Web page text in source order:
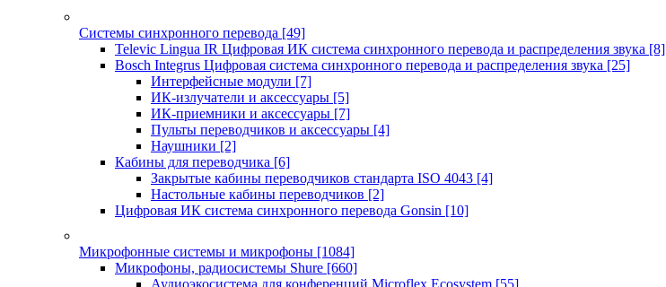
Системы синхронного перевода [49]
Televic Lingua IR Цифровая ИК система синхронного перевода и распределения звука [8]
Bosch Integrus Цифровая система синхронного перевода и распределения звука [25]
Интерфейсные модули [7]
ИК-излучатели и аксессуары [5]
ИК-приемники и аксессуары [7]
Пульты переводчиков и аксессуары [4]
Наушники [2]
Кабины для переводчика [6]
Закрытые кабины переводчиков стандарта ISO 4043 [4]
Настольные кабины переводчиков [2]
Цифровая ИК система синхронного перевода Gonsin [10]
Микрофонные системы и микрофоны [1084]
Микрофоны, радиосистемы Shure [660]
Аудиоэкосистема для конференций Microflex Ecosystem [55]